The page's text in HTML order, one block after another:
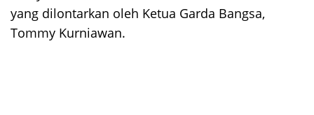
yang dilontarkan oleh Ketua Garda Bangsa,
Tommy Kurniawan.